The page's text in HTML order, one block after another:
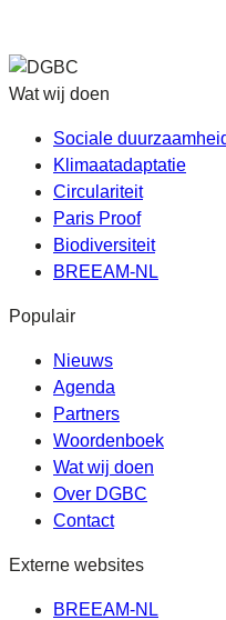
Wat wij doen
Sociale
Klimaatadaptatie
Circulariteit
Paris Proof
Biodiversiteit
BREEAM-NL
Populair
Nieuws
Agenda
Partners
Woordenboek
Wat wij doen
Over DGBC
Contact
Externe websites
BREEAM-NL